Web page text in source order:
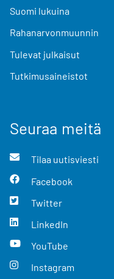
Suomi lukuina
Rahanarvonmuunnin
Tulevat julkaisut
Tutkimusaineistot
Seuraa meitä
Tilaa uutisviesti
Facebook
Twitter
LinkedIn
YouTube
Instagram